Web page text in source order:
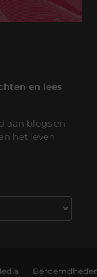
en lees
aan blogs en
het leven